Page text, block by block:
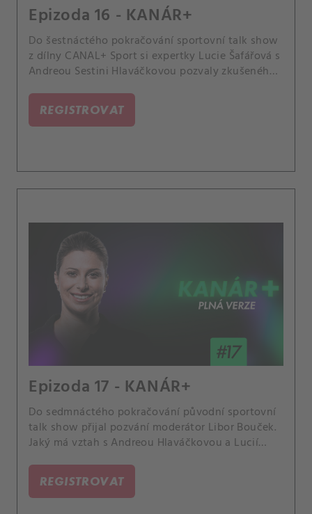
Epizoda 16 - KANÁR+
Do šestnáctého pokračování sportovní talk show
z dílny CANAL+ Sport si expertky Lucie Šafářová s
Andreou Sestini Hlaváčkovou pozvaly zkušeného
vzestup Nikoly Bartůňkové, přísnost dopingových
kontrol nebo zákulisí přípravy legendární Martiny
Hingis.
REGISTROVAT
Epizoda 17 - KANÁR+
Do sedmnáctého pokračování původní sportovní
talk show přijal pozvání moderátor Libor Bouček.
Jaký má vztah s Andreou Hlaváčkovou a Lucií
Češi tak nadšenými fanoušky? Jak trénuje na svou
roli v pořadu Na lovu? Co obdivuje na Petře
Kvitové, Jaromíru Jágrovi nebo Novaku
REGISTROVAT